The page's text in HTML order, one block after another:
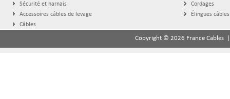
Sécurité et harnais
Accessoires câbles de levage
Câbles
Cordages
Élingues câbles
Copyright © 2026 France